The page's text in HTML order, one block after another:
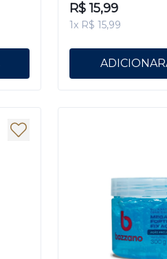
R$ 15,99
1x R$ 15,99
ADICIONAR